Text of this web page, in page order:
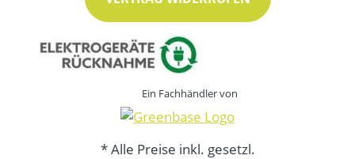
Ein Fachhändler von
* Alle Preise inkl. gesetzl.